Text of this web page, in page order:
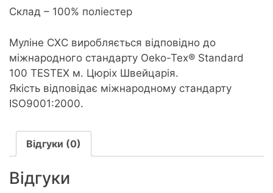
Склад – 100% поліестер
Муліне CXC виробляється відповідно до
міжнародного стандарту Oeko-Tex® Standard
100 TESTEX м. Цюріх Швейцарія.
Якість відповідає міжнародному стандарту
ISO9001:2000.
Відгуки (0)
Відгуки